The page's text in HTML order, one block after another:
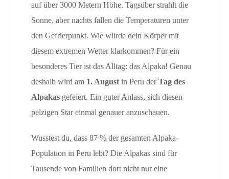
auf über 3000 Metern Höhe. Tagsüber strahlt die
Sonne, aber nachts fallen die Temperaturen unter
den Gefrierpunkt. Wie würde dein Körper mit
diesem extremen Wetter klarkommen? Für ein
besonderes Tier ist das Alltag: das Alpaka! Genau
deshalb wird am 1. Augustin Peru derTag des
Alpakasgefeiert. Ein guter Anlass, sich diesen
pelzigen Star einmal genauer anzuschauen.
Wusstest du, dass 87 % der gesamten Alpaka-
Population in Peru lebt? Die Alpakas sind für
Tausende von Familien dort nicht nur eine